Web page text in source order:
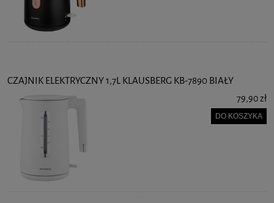
CZAJNIK ELEKTRYCZNY 1,7L KLAUSBERG KB-7890 BIAŁY
79,90 zł
DO KOSZYKA